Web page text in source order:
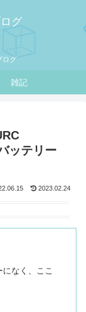
グ
ログ
雑記
ッテリー
2023.02.24
なく、ここ